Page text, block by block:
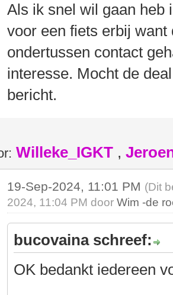
Als ik snel wil gaan heb
voor een fiets erbij
ondertussen contact
interesse. Mocht de
bericht.
Willeke_IGKT ,
19-Sep-2024, 11:01 PM (Dit
2024, 11:04 PM doorWim -de
bucovaina schreef:
OK bedankt iedereen